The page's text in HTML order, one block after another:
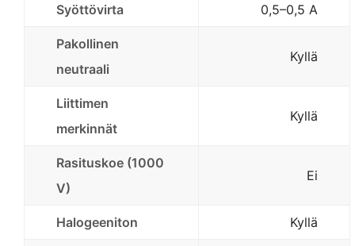
Syöttövirta 0,5–0,5 A
Pakollinen
neutraali
Kyllä
Liittimen
merkinnät
Kyllä
Rasituskoe (1000
V)
Ei
Halogeeniton Kyllä